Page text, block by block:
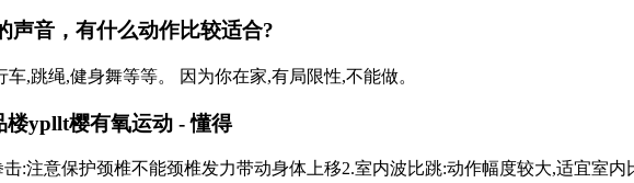
声音，有什么动作比较适合?
,跳绳,健身舞等等。 因为你在家,有局限性,不能做。
楼ypllt樱有氧运动 - 懂得
:注意保护颈椎不能颈椎发力带动身体上移2.室内波比跳:动作幅度较大,适宜室内